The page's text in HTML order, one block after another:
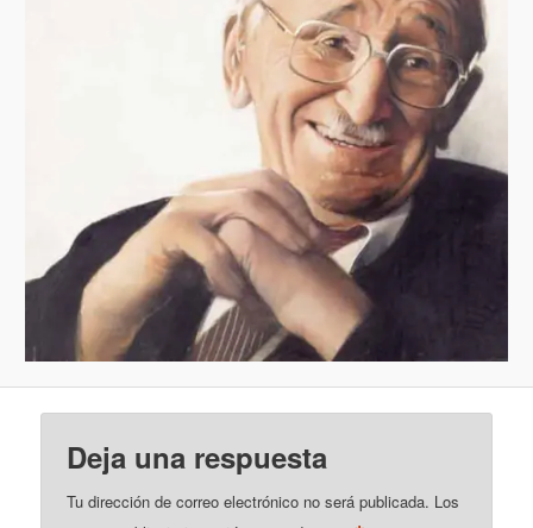
Deja una respuesta
Tu dirección de correo electrónico no será publicada. Los